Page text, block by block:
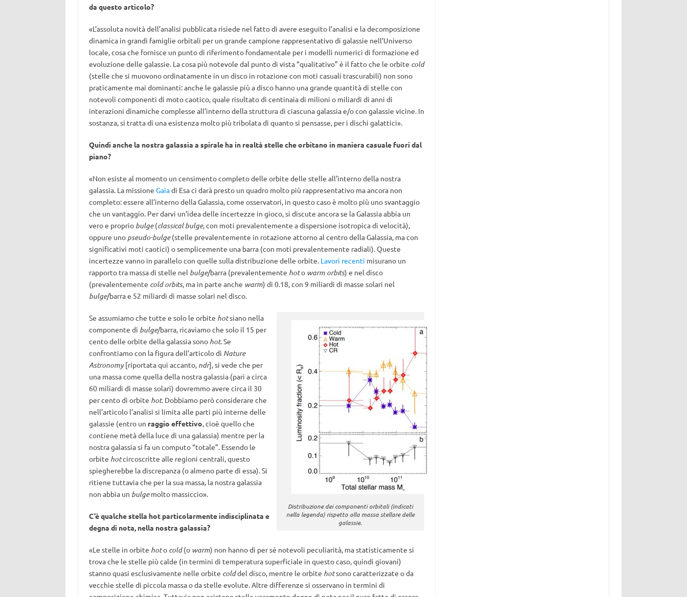
da questo articolo?
«L’assoluta novità dell’analisi pubblicata risiede nel fatto di avere eseguito l’analisi e la decomposizione
dinamica in grandi famiglie orbitali per un grande campione rappresentativo di galassie nell’Universo
locale, cosa che fornisce un punto di riferimento fondamentale per i modelli numerici di formazione ed
evoluzione delle galassie. La cosa più notevole dal punto di vista “qualitativo” è il fatto che le orbite cold
(stelle che si muovono ordinatamente in un disco in rotazione con moti casuali trascurabili) non sono
praticamente mai dominanti: anche le galassie più a disco hanno una grande quantità di stelle con
notevoli componenti di moto caotico, quale risultato di centinaia di milioni o miliardi di anni di
interazioni dinamiche complesse all’interno della struttura di ciascuna galassia e/o con galassie vicine. In
sostanza, si tratta di una esistenza molto più tribolata di quanto si pensasse, per i dischi galattici».
Quindi anche la nostra galassia a spirale ha in realtà stelle che orbitano in maniera casuale fuori dal
piano?
«Non esiste al momento un censimento completo delle orbite delle stelle all’interno della nostra
galassia. La missione Gaiadi Esa ci darà presto un quadro molto più rappresentativo ma ancora non
completo: essere all’interno della Galassia, come osservatori, in questo caso è molto più uno svantaggio
che un vantaggio. Per darvi un’idea delle incertezze in gioco, si discute ancora se la Galassia abbia un
vero e proprio bulge(classical bulge, con moti prevalentemente a dispersione isotropica di velocità),
oppure uno pseudo-bulge(stelle prevalentemente in rotazione attorno al centro della Galassia, ma con
significativi moti caotici) o semplicemente una barra (con moti prevalentemente radiali). Queste
incertezze vanno in parallelo con quelle sulla distribuzione delle orbite. Lavori recenti misurano un
rapporto tra massa di stelle nel bulge/barra (prevalentemente hoto warm orbits) e nel disco
(prevalentemente cold orbits, ma in parte anche warm) di 0.18, con 9 miliardi di masse solari nel
bulge/barra e 52 miliardi di masse solari nel disco.
Distribuzione dei componenti orbitali (indicati
nella legenda) rispetto alla massa stellare delle
galassie.
Se assumiamo che tutte e solo le orbite hotsiano nella
componente di bulge/barra, ricaviamo che solo il 15 per
cento delle orbite della galassia sono hot. Se
confrontiamo con la figura dell’articolo di Nature
Astronomy[riportata qui accanto, ndr], si vede che per
una massa come quella della nostra galassia (pari a circa
60 miliardi di masse solari) dovremmo avere circa il 30
per cento di orbite hot. Dobbiamo però considerare che
nell’articolo l’analisi si limita alle parti più interne delle
galassie (entro un raggio effettivo , cioè quello che
contiene metà della luce di una galassia) mentre per la
nostra galassia si fa un computo “totale”. Essendo le
orbite hotcircoscritte alle regioni centrali, questo
spiegherebbe la discrepanza (o almeno parte di essa). Si
ritiene tuttavia che per la sua massa, la nostra galassia
non abbia un bulgemolto massiccio».
C’è qualche stella hot particolarmente indisciplinata e
degna di nota, nella nostra galassia?
«Le stelle in orbite hoto cold(o warm) non hanno di per sé notevoli peculiarità, ma statisticamente si
trova che le stelle più calde (in termini di temperatura superficiale in questo caso, quindi giovani)
stanno quasi esclusivamente nelle orbite colddel disco, mentre le orbite hotsono caratterizzate o da
vecchie stelle di piccola massa o da stelle evolute. Altre differenze si osservano in termini di